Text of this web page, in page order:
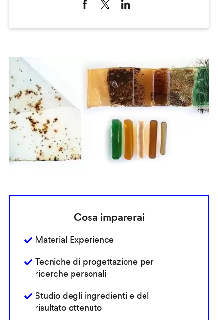
Cosa imparerai
Material Experience
Tecniche di progettazione per
ricerche personali
Studio degli ingredienti e del
risultato ottenuto